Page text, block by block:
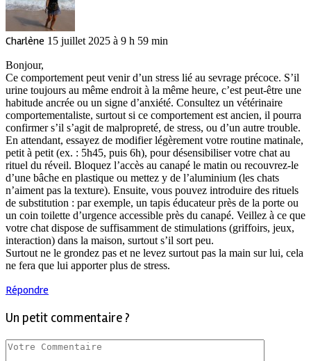
Charlène 15 juillet 2025 à 9 h 59 min
Bonjour,
Ce comportement peut venir d’un stress lié au sevrage précoce. S’il
urine toujours au même endroit à la même heure, c’est peut-être une
habitude ancrée ou un signe d’anxiété. Consultez un vétérinaire
comportementaliste, surtout si ce comportement est ancien, il pourra
confirmer s’il s’agit de malpropreté, de stress, ou d’un autre trouble.
En attendant, essayez de modifier légèrement votre routine matinale,
petit à petit (ex. : 5h45, puis 6h), pour désensibiliser votre chat au
rituel du réveil. Bloquez l’accès au canapé le matin ou recouvrez-le
d’une bâche en plastique ou mettez y de l’aluminium (les chats
n’aiment pas la texture). Ensuite, vous pouvez introduire des rituels
de substitution : par exemple, un tapis éducateur près de la porte ou
un coin toilette d’urgence accessible près du canapé. Veillez à ce que
votre chat dispose de suffisamment de stimulations (griffoirs, jeux,
interaction) dans la maison, surtout s’il sort peu.
Surtout ne le grondez pas et ne levez surtout pas la main sur lui, cela
ne fera que lui apporter plus de stress.
Répondre
Un petit commentaire ?